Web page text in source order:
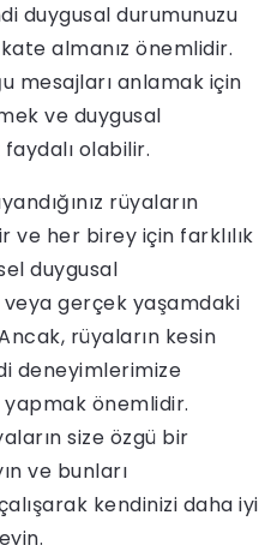
duygusal durumunuzu
almanız önemlidir.
mesajları anlamak için
ve duygusal
olabilir.
rüyaların
ve her birey için farklılık
duygusal
veya gerçek yaşamdaki
rüyaların kesin
deneyimlerimize
önemlidir.
size özgü bir
ve bunları
kendinizi daha iyi